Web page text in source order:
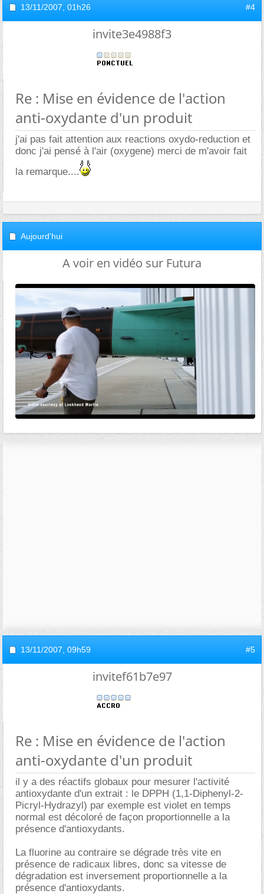
13/11/2007, 01h26 #4
invite3e4988f3
Re : Mise en évidence de l'action
anti-oxydante d'un produit
j'ai pas fait attention aux reactions oxydo-reduction et
donc j'ai pensé à l'air (oxygene) merci de m'avoir fait
la remarque....
Aujourd'hui
A voir en vidéo sur Futura
13/11/2007, 09h59 #5
invitef61b7e97
Re : Mise en évidence de l'action
anti-oxydante d'un produit
il y a des réactifs globaux pour mesurer l'activité
antioxydante d'un extrait : le DPPH (1,1-Diphenyl-2-
Picryl-Hydrazyl) par exemple est violet en temps
normal est décoloré de façon proportionnelle a la
présence d'antioxydants.
La fluorine au contraire se dégrade très vite en
présence de radicaux libres, donc sa vitesse de
dégradation est inversement proportionnelle a la
présence d'antioxydants.